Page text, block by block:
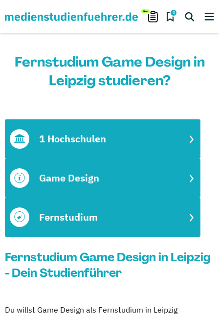
0
Fernstudium Game Design in
Leipzig studieren?
Fernstudium
Game Design
1 Hochschulen
Fernstudium Game Design in Leipzig
- Dein Studienführer
Du willst Game Design als Fernstudium in Leipzig